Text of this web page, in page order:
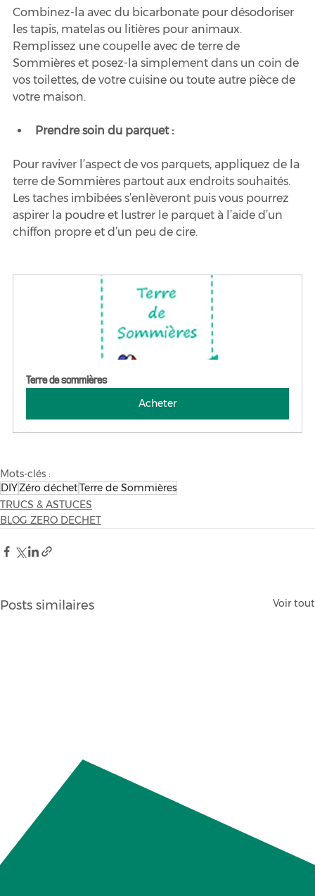
Combinez-la avec du bicarbonate pour désodoriser
les tapis, matelas ou litières pour animaux.
Remplissez une coupelle avec de terre de
Sommières et posez-la simplement dans un coin de
vos toilettes, de votre cuisine ou toute autre pièce de
votre maison.
Prendre soin du parquet :
Pour raviver l’aspect de vos parquets, appliquez de la
terre de Sommières partout aux endroits souhaités.
Les taches imbibées s’enlèveront puis vous pourrez
aspirer la poudre et lustrer le parquet à l’aide d’un
chiffon propre et d’un peu de cire.
Terre de sommières
Acheter
Mots-clés :
DIYZéro déchetTerre de Sommières
TRUCS & ASTUCES
BLOG ZERO DECHET
Posts similaires Voir tout